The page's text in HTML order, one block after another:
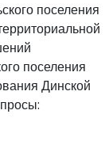
поселения
поселения
Динской